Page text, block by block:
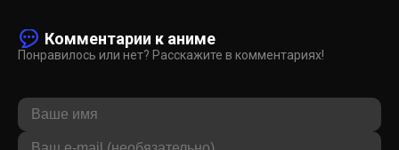
Комментарии к аниме
Понравилось или нет? Расскажите в комментариях!